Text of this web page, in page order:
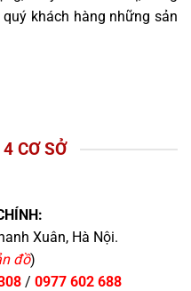
khách hàng những sản
CƠ SỞ
Xuân, Hà Nội.
đồ)
/ 0977 602 688